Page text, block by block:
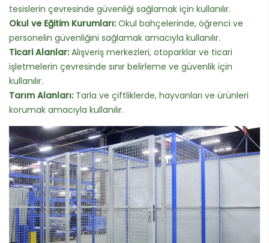
tesislerin çevresinde güvenliği sağlamak için kullanılır.
Okul ve Eğitim Kurumları:Okul bahçelerinde, öğrenci ve
personelin güvenliğini sağlamak amacıyla kullanılır.
Ticari Alanlar:Alışveriş merkezleri, otoparklar ve ticari
işletmelerin çevresinde sınır belirleme ve güvenlik için
kullanılır.
Tarım Alanları:Tarla ve çiftliklerde, hayvanları ve ürünleri
korumak amacıyla kullanılır.